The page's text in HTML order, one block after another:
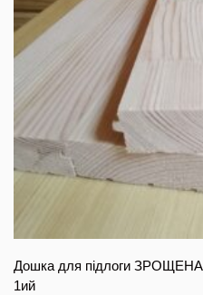
Дошка для підлоги ЗРОЩЕНА
1ий